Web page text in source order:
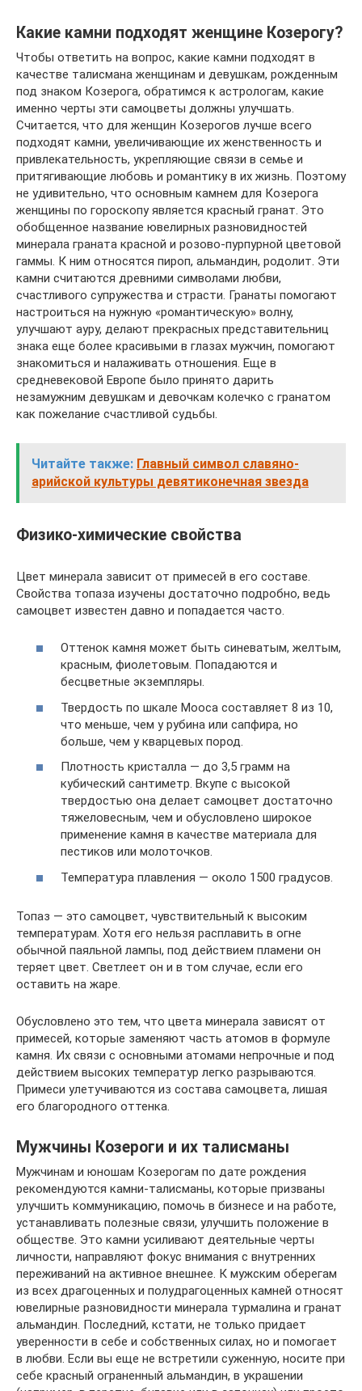
Какие камни подходят женщине Козерогу?
Чтобы ответить на вопрос, какие камни подходят в
качестве талисмана женщинам и девушкам, рожденным
под знаком Козерога, обратимся к астрологам, какие
именно черты эти самоцветы должны улучшать.
Считается, что для женщин Козерогов лучше всего
подходят камни, увеличивающие их женственность и
привлекательность, укрепляющие связи в семье и
притягивающие любовь и романтику в их жизнь. Поэтому
не удивительно, что основным камнем для Козерога
женщины по гороскопу является красный гранат. Это
обобщенное название ювелирных разновидностей
минерала граната красной и розово-пурпурной цветовой
гаммы. К ним относятся пироп, альмандин, родолит. Эти
камни считаются древними символами любви,
счастливого супружества и страсти. Гранаты помогают
настроиться на нужную «романтическую» волну,
улучшают ауру, делают прекрасных представительниц
знака еще более красивыми в глазах мужчин, помогают
знакомиться и налаживать отношения. Еще в
средневековой Европе было принято дарить
незамужним девушкам и девочкам колечко с гранатом
как пожелание счастливой судьбы.
Читайте также: Главный символ славяно-
арийской культуры девятиконечная звезда
Физико-химические свойства
Цвет минерала зависит от примесей в его составе.
Свойства топаза изучены достаточно подробно, ведь
самоцвет известен давно и попадается часто.
Оттенок камня может быть синеватым, желтым,
красным, фиолетовым. Попадаются и
бесцветные экземпляры.
Твердость по шкале Мооса составляет 8 из 10,
что меньше, чем у рубина или сапфира, но
больше, чем у кварцевых пород.
Плотность кристалла — до 3,5 грамм на
кубический сантиметр. Вкупе с высокой
твердостью она делает самоцвет достаточно
тяжеловесным, чем и обусловлено широкое
применение камня в качестве материала для
пестиков или молоточков.
Температура плавления — около 1500 градусов.
Топаз — это самоцвет, чувствительный к высоким
температурам. Хотя его нельзя расплавить в огне
обычной паяльной лампы, под действием пламени он
теряет цвет. Светлеет он и в том случае, если его
оставить на жаре.
Обусловлено это тем, что цвета минерала зависят от
примесей, которые заменяют часть атомов в формуле
камня. Их связи с основными атомами непрочные и под
действием высоких температур легко разрываются.
Примеси улетучиваются из состава самоцвета, лишая
его благородного оттенка.
Мужчины Козероги и их талисманы
Мужчинам и юношам Козерогам по дате рождения
рекомендуются камни-талисманы, которые призваны
улучшить коммуникацию, помочь в бизнесе и на работе,
устанавливать полезные связи, улучшить положение в
обществе. Это камни усиливают деятельные черты
личности, направляют фокус внимания с внутренних
переживаний на активное внешнее. К мужским оберегам
из всех драгоценных и полудрагоценных камней относят
ювелирные разновидности минерала турмалина и гранат
альмандин. Последний, кстати, не только придает
уверенности в себе и собственных силах, но и помогает
в любви. Если вы еще не встретили суженную, носите при
себе красный ограненный альмандин, в украшении